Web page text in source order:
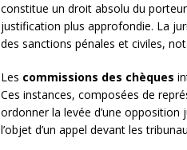
constitue un droit absolu du
justification plus approfondie. La
des sanctions pénales et civiles,
Les commissions des chèques
Ces instances, composées de
ordonner la levée d’une
l’objet d’un appel devant les